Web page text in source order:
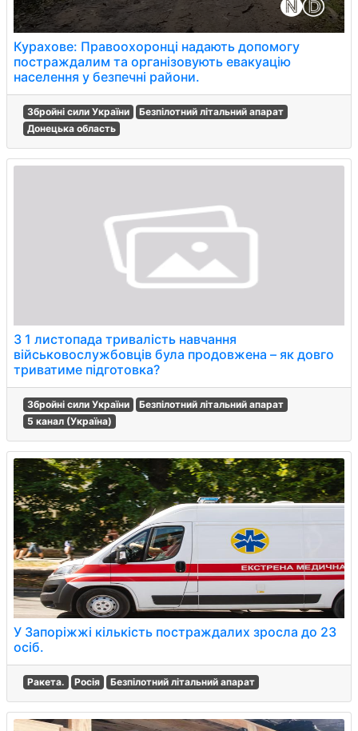
Курахове: Правоохоронці надають допомогу
постраждалим та організовують евакуацію
населення у безпечні райони.
Збройні сили України
Безпілотний літальний апарат
Донецька область
З 1 листопада тривалість навчання
військовослужбовців була продовжена – як довго
триватиме підготовка?
Збройні сили України
Безпілотний літальний апарат
5 канал (Україна)
У Запоріжжі кількість постраждалих зросла до 23
осіб.
Ракета. Росія Безпілотний літальний апарат